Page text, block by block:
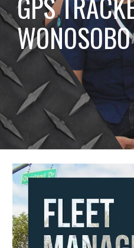
WONOSOBO